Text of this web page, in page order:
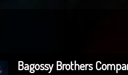
Bagossy Brothers